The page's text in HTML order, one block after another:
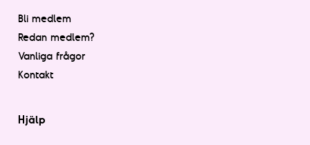
Bli medlem
Redan medlem?
Vanliga frågor
Kontakt
Hjälp